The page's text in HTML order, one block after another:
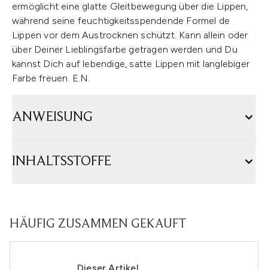
ermöglicht eine glatte Gleitbewegung über die Lippen,
während seine feuchtigkeitsspendende Formel de
Lippen vor dem Austrocknen schützt. Kann allein oder
über Deiner Lieblingsfarbe getragen werden und Du
kannst Dich auf lebendige, satte Lippen mit langlebiger
Farbe freuen. E.N.
ANWEISUNG
INHALTSSTOFFE
HÄUFIG ZUSAMMEN GEKAUFT